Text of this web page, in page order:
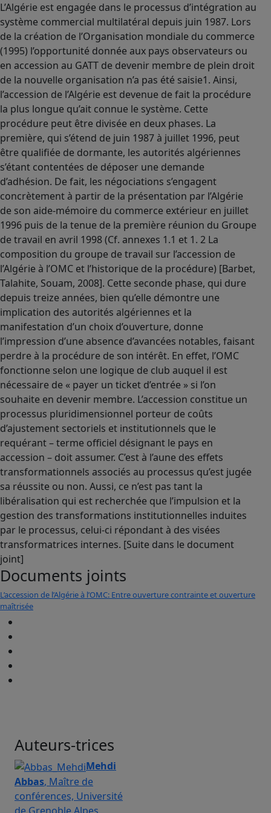
L’Algérie est engagée dans le processus d’intégration au
système commercial multilatéral depuis juin 1987. Lors
de la création de l’Organisation mondiale du commerce
(1995) l’opportunité donnée aux pays observateurs ou
en accession au GATT de devenir membre de plein droit
de la nouvelle organisation n’a pas été saisie1. Ainsi,
l’accession de l’Algérie est devenue de fait la procédure
la plus longue qu’ait connue le système. Cette
procédure peut être divisée en deux phases. La
première, qui s’étend de juin 1987 à juillet 1996, peut
être qualifiée de dormante, les autorités algériennes
s’étant contentées de déposer une demande
d’adhésion. De fait, les négociations s’engagent
concrètement à partir de la présentation par l’Algérie
de son aide-mémoire du commerce extérieur en juillet
1996 puis de la tenue de la première réunion du Groupe
de travail en avril 1998 (Cf. annexes 1.1 et 1. 2 La
composition du groupe de travail sur l’accession de
l’Algérie à l’OMC et l’historique de la procédure) [Barbet,
Talahite, Souam, 2008]. Cette seconde phase, qui dure
depuis treize années, bien qu’elle démontre une
implication des autorités algériennes et la
manifestation d’un choix d’ouverture, donne
l’impression d’une absence d’avancées notables, faisant
perdre à la procédure de son intérêt. En effet, l’OMC
fonctionne selon une logique de club auquel il est
nécessaire de « payer un ticket d’entrée » si l’on
souhaite en devenir membre. L’accession constitue un
processus pluridimensionnel porteur de coûts
d’ajustement sectoriels et institutionnels que le
requérant – terme officiel désignant le pays en
accession – doit assumer. C’est à l’aune des effets
transformationnels associés au processus qu’est jugée
sa réussite ou non. Aussi, ce n’est pas tant la
libéralisation qui est recherchée que l’impulsion et la
gestion des transformations institutionnelles induites
par le processus, celui-ci répondant à des visées
transformatrices internes. [Suite dans le document
joint]
Documents joints
L’accession de l’Algérie à l’OMC: Entre ouverture contrainte et ouverture
maîtrisée
Auteurs-trices
Mehdi
Abbas, Maître de
conférences, Université